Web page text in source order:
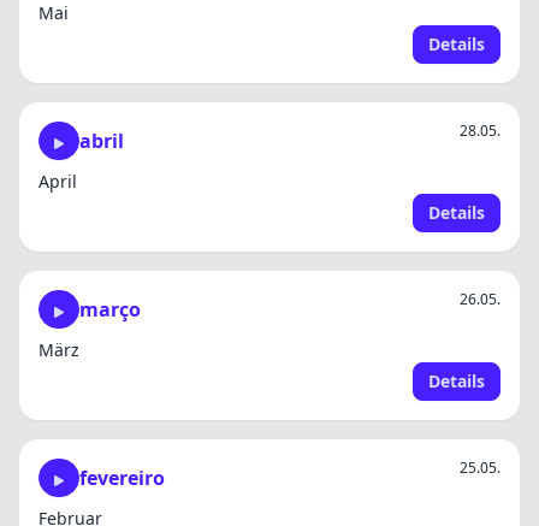
Mai
Details
abril 28.05.
April
Details
março 26.05.
März
Details
fevereiro 25.05.
Februar